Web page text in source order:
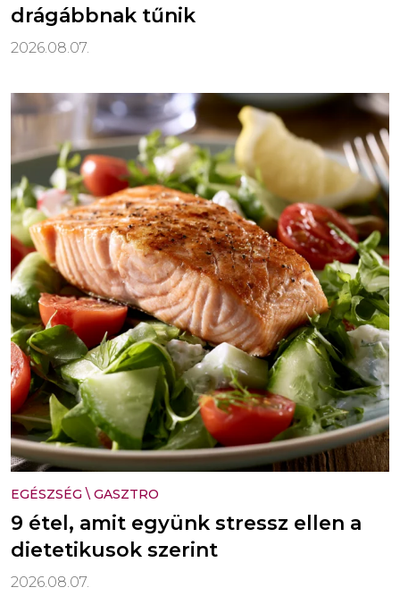
drágábbnak tűnik
2026.08.07.
EGÉSZSÉG \ GASZTRO
9 étel, amit együnk stressz ellen a
dietetikusok szerint
2026.08.07.